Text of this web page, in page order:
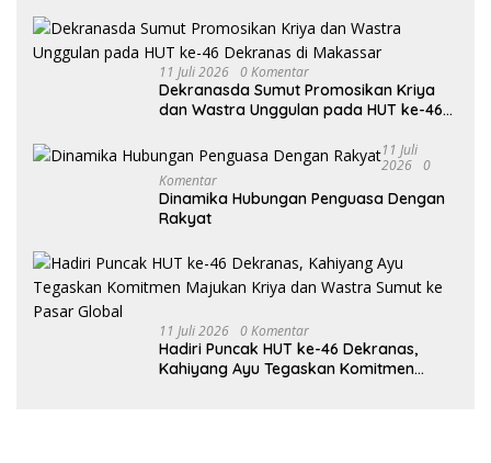
Bioekonomi Tropis
11 Juli 2026 0 Komentar
Dekranasda Sumut Promosikan Kriya
dan Wastra Unggulan pada HUT ke-46
11 Juli
2026 0
Komentar
Dinamika Hubungan Penguasa Dengan
Rakyat
11 Juli 2026 0 Komentar
Hadiri Puncak HUT ke-46 Dekranas,
Kahiyang Ayu Tegaskan Komitmen